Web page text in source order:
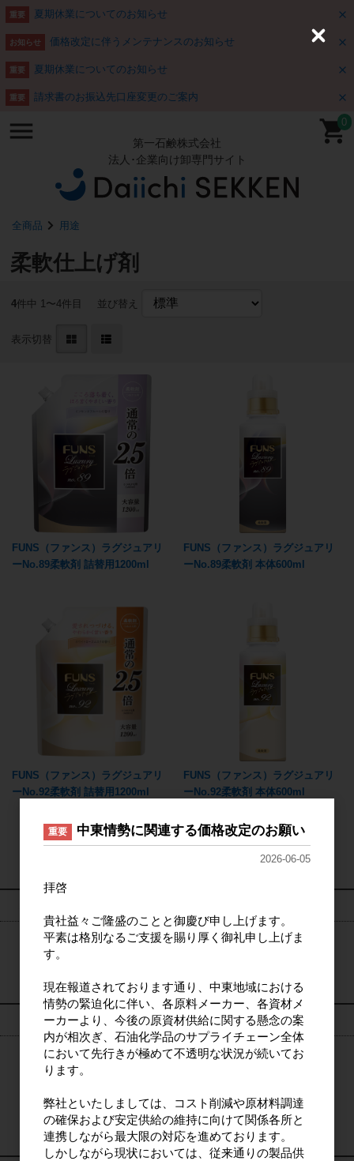
重要 夏期休業についてのお知らせ
お知らせ 価格改定に伴うメンテナンスのお知らせ
重要 夏期休業についてのお知らせ
重要 請求書のお振込先口座変更のご案内
第一石鹸株式会社
法人･企業向け卸専門サイト
0
全商品 用途
柔軟仕上げ剤
4件中 1〜4件目 並び替え
表示切替
FUNS（ファンス）ラグジュアリ
ーNo.89柔軟剤 詰替用1200ml
FUNS（ファンス）ラグジュアリ
ーNo.89柔軟剤 本体600ml
FUNS（ファンス）ラグジュアリ
ーNo.92柔軟剤 詰替用1200ml
FUNS（ファンス）ラグジュアリ
ーNo.92柔軟剤 本体600ml
4件中 1〜4件目
ログイン
新規会員登録
重要 中東情勢に関連する価格改定のお願い
2026-06-05
拝啓
貴社益々ご隆盛のことと御慶び申し上げます。
平素は格別なるご支援を賜り厚く御礼申し上げま
す。
現在報道されております通り、中東地域における
情勢の緊迫化に伴い、各原料メーカー、各資材メ
ーカーより、今後の原資材供給に関する懸念の案
内が相次ぎ、石油化学品のサプライチェーン全体
において先行きが極めて不透明な状況が続いてお
ります。
弊社といたしましては、コスト削減や原材料調達
の確保および安定供給の維持に向けて関係各所と
連携しながら最大限の対応を進めております。
しかしながら現状においては、従来通りの製品供
C